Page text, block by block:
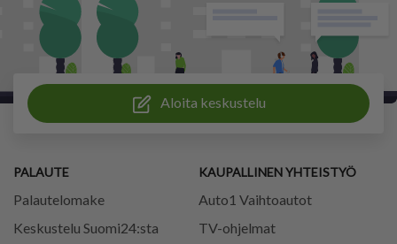
Aloita keskustelu
PALAUTE
Palautelomake
Keskustelu Suomi24:sta
KAUPALLINEN YHTEISTYÖ
Auto1 Vaihtoautot
TV-ohjelmat